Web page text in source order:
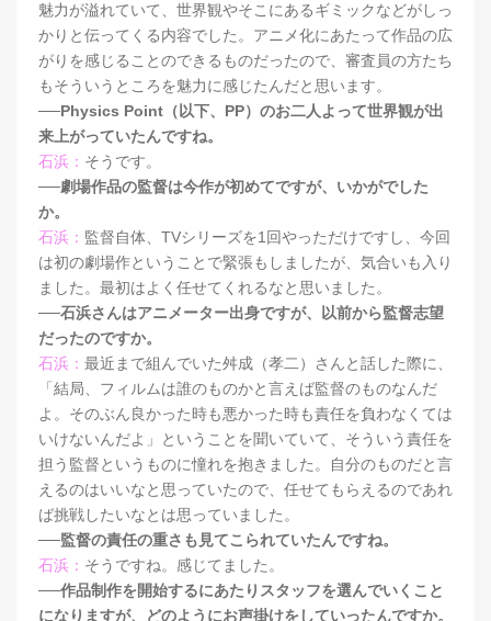
魅力が溢れていて、世界観やそこにあるギミックなどがしっ
かりと伝ってくる内容でした。アニメ化にあたって作品の広
がりを感じることのできるものだったので、審査員の方たち
もそういうところを魅力に感じたんだと思います。
──Physics Point（以下、PP）のお二人よって世界観が出
来上がっていたんですね。
石浜： そうです。
──劇場作品の監督は今作が初めてですが、いかがでした
か。
石浜： 監督自体、TVシリーズを1回やっただけですし、今回
は初の劇場作ということで緊張もしましたが、気合いも入り
ました。最初はよく任せてくれるなと思いました。
──石浜さんはアニメーター出身ですが、以前から監督志望
だったのですか。
石浜： 最近まで組んでいた舛成（孝二）さんと話した際に、
「結局、フィルムは誰のものかと言えば監督のものなんだ
よ。そのぶん良かった時も悪かった時も責任を負わなくては
いけないんだよ」ということを聞いていて、そういう責任を
担う監督というものに憧れを抱きました。自分のものだと言
えるのはいいなと思っていたので、任せてもらえるのであれ
ば挑戦したいなとは思っていました。
──監督の責任の重さも見てこられていたんですね。
石浜： そうですね。感じてました。
──作品制作を開始するにあたりスタッフを選んでいくこと
になりますが、どのようにお声掛けをしていったんですか。